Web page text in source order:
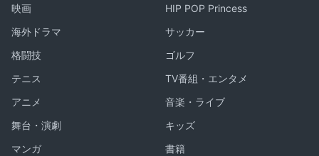
映画
HIP POP Princess
海外ドラマ
サッカー
格闘技
ゴルフ
テニス
TV番組・エンタメ
アニメ
音楽・ライブ
舞台・演劇
キッズ
マンガ
書籍